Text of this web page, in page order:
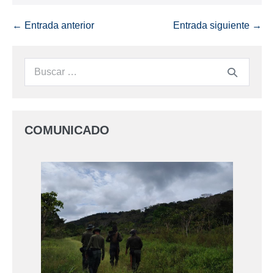
← Entrada anterior Entrada siguiente →
COMUNICADO